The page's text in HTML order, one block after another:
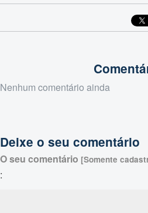
Nenhum comentário ainda
Deixe o seu comentário
O seu comentário [Somente
: